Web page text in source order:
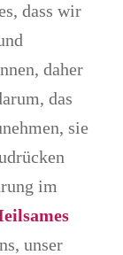
dass wir
daher
das
sie
im
unser